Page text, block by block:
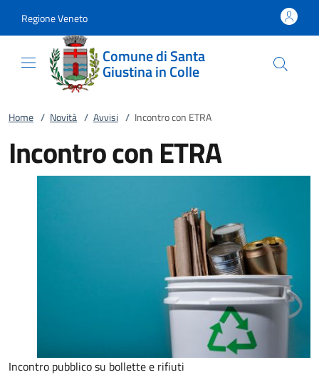
Regione Veneto
Comune di Santa
Giustina in Colle
Home / Novità / Avvisi / Incontro con ETRA
Incontro con ETRA
Incontro pubblico su bollette e rifiuti